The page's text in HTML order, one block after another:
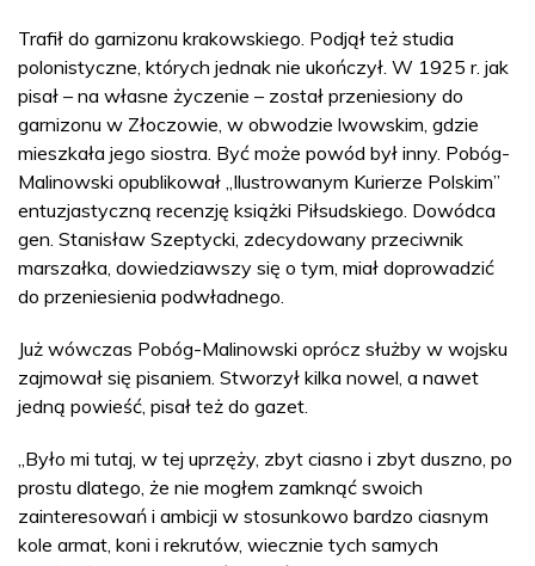
Trafił do garnizonu krakowskiego. Podjął też studia
polonistyczne, których jednak nie ukończył. W 1925 r. jak
pisał – na własne życzenie – został przeniesiony do
garnizonu w Złoczowie, w obwodzie lwowskim, gdzie
mieszkała jego siostra. Być może powód był inny. Pobóg-
Malinowski opublikował „Ilustrowanym Kurierze Polskim”
entuzjastyczną recenzję książki Piłsudskiego. Dowódca
gen. Stanisław Szeptycki, zdecydowany przeciwnik
marszałka, dowiedziawszy się o tym, miał doprowadzić
do przeniesienia podwładnego.
Już wówczas Pobóg-Malinowski oprócz służby w wojsku
zajmował się pisaniem. Stworzył kilka nowel, a nawet
jedną powieść, pisał też do gazet.
„Było mi tutaj, w tej uprzęży, zbyt ciasno i zbyt duszno, po
prostu dlatego, że nie mogłem zamknąć swoich
zainteresowań i ambicji w stosunkowo bardzo ciasnym
kole armat, koni i rekrutów, wiecznie tych samych